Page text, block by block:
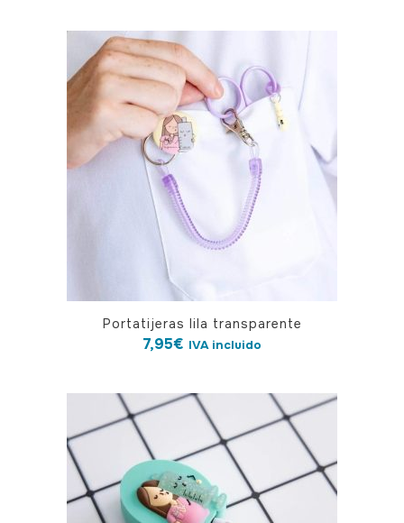
Portatijeras lila transparente
7,95€ IVA incluido